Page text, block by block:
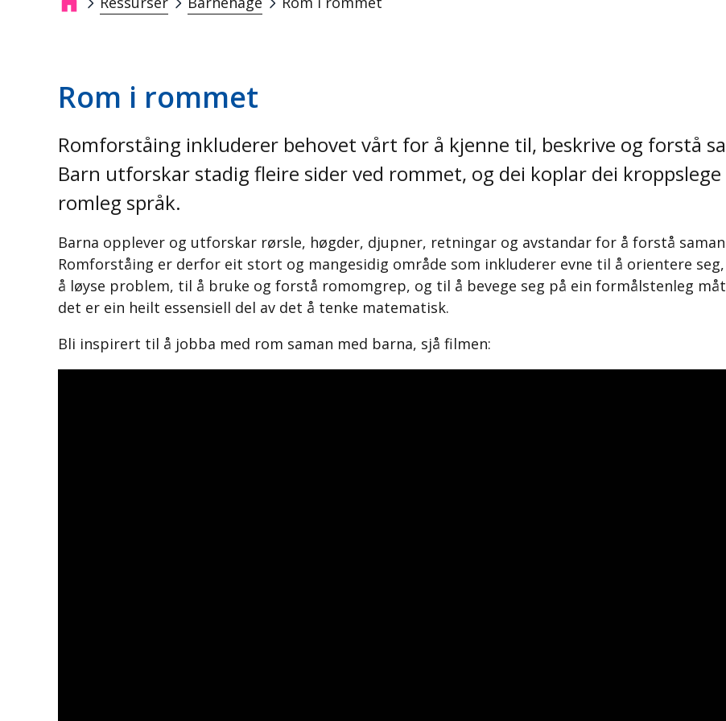
Navigasjonssti
Rom i rommet
Romforståing inkluderer behovet vårt for å kjenne til, beskrive og forstå
Barn utforskar stadig fleire sider ved rommet, og dei koplar dei
romleg språk.
Barna opplever og utforskar rørsle, høgder, djupner, retningar og avstandar for å forstå
Romforståing er derfor eit stort og mangesidig område som inkluderer evne til å orientere
å løyse problem, til å bruke og forstå romomgrep, og til å bevege seg på ein formålstenleg
det er ein heilt essensiell del av det å tenke matematisk.
Bli inspirert til å jobba med rom saman med barna, sjå filmen: